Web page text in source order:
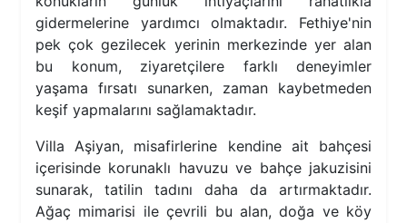
gidermelerine yardımcı olmaktadır. Fethiye'nin
pek çok gezilecek yerinin merkezinde yer alan
bu konum, ziyaretçilere farklı deneyimler
yaşama fırsatı sunarken, zaman kaybetmeden
keşif yapmalarını sağlamaktadır.
Villa Aşiyan, misafirlerine kendine ait bahçesi
içerisinde korunaklı havuzu ve bahçe jakuzisini
sunarak, tatilin tadını daha da artırmaktadır.
Ağaç mimarisi ile çevrili bu alan, doğa ve köy